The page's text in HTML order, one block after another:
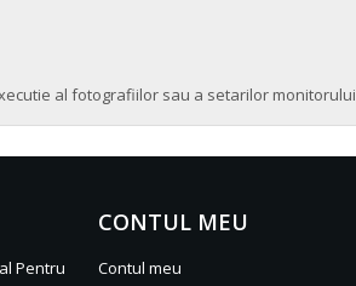
al fotografiilor sau a setarilor
Pentru
CONTUL MEU
Contul meu